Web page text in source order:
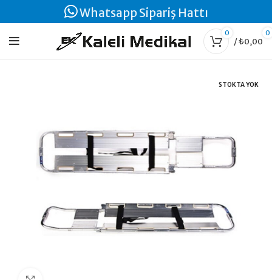
Whatsapp Sipariş Hattı
0 0
/₺0,00
STOKTA YOK